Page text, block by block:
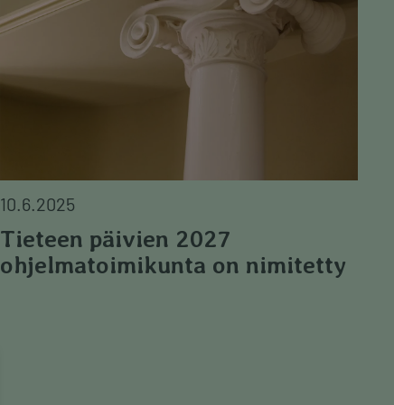
10.6.2025
Tieteen päivien 2027
ohjelmatoimikunta on nimitetty